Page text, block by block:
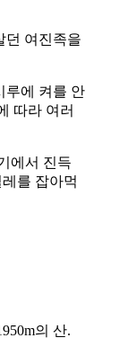
던 여진족을
루에 켜를 안
따라 여러
에서 진득
를 잡아먹
의 산.